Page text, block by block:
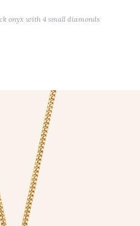
onyx with 4 small diamonds